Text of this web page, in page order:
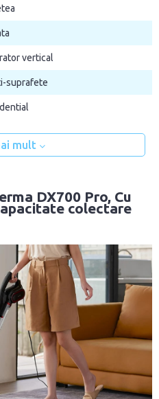
vertical
suprafete
mult
DX700 Pro, Cu
colectare